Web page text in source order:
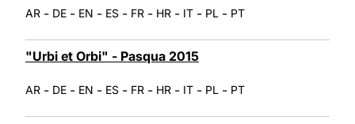
AR - DE - EN - ES - FR - HR - IT - PL - PT
"Urbi et Orbi" - Pasqua 2015
AR - DE - EN - ES - FR - HR - IT - PL - PT